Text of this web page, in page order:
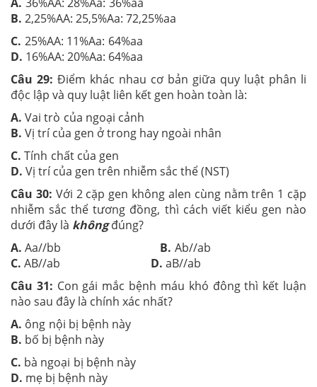
A. 36%AA: 28%Aa: 36%aa
B. 2,25%AA: 25,5%Aa: 72,25%aa
C. 25%AA: 11%Aa: 64%aa
D. 16%AA: 20%Aa: 64%aa
Câu 29: Điểm khác nhau cơ bản giữa quy luật phân li
độc lập và quy luật liên kết gen hoàn toàn là:
A.Vai trò của ngoại cảnh
B. Vị trí của gen ở trong hay ngoài nhân
C.Tính chất của gen
D. Vị trí của gen trên nhiễm sắc thể (NST)
Câu 30: Với 2 cặp gen không alen cùng nằm trên 1 cặp
nhiễm sắc thể tương đồng, thì cách viết kiểu gen nào
dưới đây là khôngđúng?
A.Aa//bb B. Ab//ab
C. AB//ab D. aB//ab
Câu 31: Con gái mắc bệnh máu khó đông thì kết luận
nào sau đây là chính xác nhất?
A. ông nội bị bệnh này
B. bố bị bệnh này
C. bà ngoại bị bệnh này
D. mẹ bị bệnh này